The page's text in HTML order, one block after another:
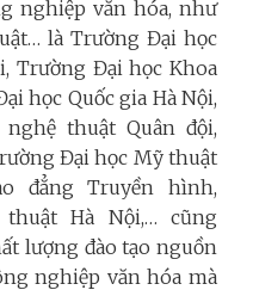
nghiệp văn hóa, như
là Trường Đại học
Trường Đại học Khoa
học Quốc gia Hà Nội,
thuật Quân đội,
Đại học Mỹ thuật
đẳng Truyền hình,
Hà Nội,… cũng
lượng đào tạo nguồn
nghiệp văn hóa mà